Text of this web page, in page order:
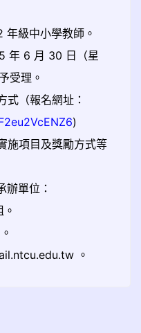
級中小學教師。
年 6 月 30 日（星
受理。
式（報名網址：
)
施項目及獎勵方式等
辦單位：
。